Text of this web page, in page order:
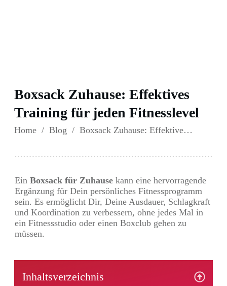
Boxsack Zuhause: Effektives
Training für jeden Fitnesslevel
Home / Blog / Boxsack Zuhause: Effektives Training für jeden Fitnesslevel
Ein Boxsack für Zuhause kann eine hervorragende
Ergänzung für Dein persönliches Fitnessprogramm
sein. Es ermöglicht Dir, Deine Ausdauer, Schlagkraft
und Koordination zu verbessern, ohne jedes Mal in
ein Fitnessstudio oder einen Boxclub gehen zu
müssen.
Inhaltsverzeichnis